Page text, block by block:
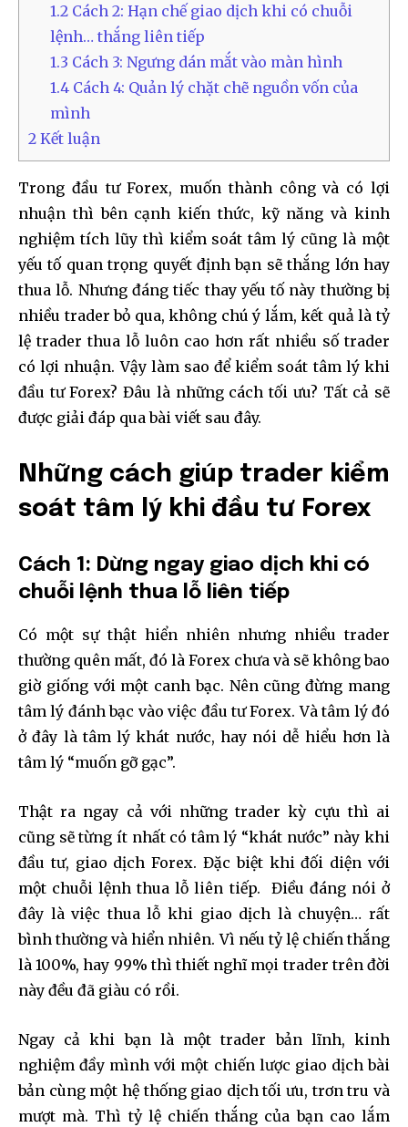
1.2 Cách 2: Hạn chế giao dịch khi có chuỗi
lệnh… thắng liên tiếp
1.3 Cách 3: Ngưng dán mắt vào màn hình
1.4 Cách 4: Quản lý chặt chẽ nguồn vốn của
mình
2 Kết luận
Trong đầu tư Forex, muốn thành công và có lợi
nhuận thì bên cạnh kiến thức, kỹ năng và kinh
nghiệm tích lũy thì kiểm soát tâm lý cũng là một
yếu tố quan trọng quyết định bạn sẽ thắng lớn hay
thua lỗ. Nhưng đáng tiếc thay yếu tố này thường bị
nhiều trader bỏ qua, không chú ý lắm, kết quả là tỷ
lệ trader thua lỗ luôn cao hơn rất nhiều số trader
có lợi nhuận. Vậy làm sao để kiểm soát tâm lý khi
đầu tư Forex? Đâu là những cách tối ưu? Tất cả sẽ
được giải đáp qua bài viết sau đây.
Những cách giúp trader kiểm
soát tâm lý khi đầu tư Forex
Cách 1: Dừng ngay giao dịch khi có
chuỗi lệnh thua lỗ liên tiếp
Có một sự thật hiển nhiên nhưng nhiều trader
thường quên mất, đó là Forex chưa và sẽ không bao
giờ giống với một canh bạc. Nên cũng đừng mang
tâm lý đánh bạc vào việc đầu tư Forex. Và tâm lý đó
ở đây là tâm lý khát nước, hay nói dễ hiểu hơn là
tâm lý “muốn gỡ gạc”.
Thật ra ngay cả với những trader kỳ cựu thì ai
cũng sẽ từng ít nhất có tâm lý “khát nước” này khi
đầu tư, giao dịch Forex. Đặc biệt khi đối diện với
một chuỗi lệnh thua lỗ liên tiếp. Điều đáng nói ở
đây là việc thua lỗ khi giao dịch là chuyện… rất
bình thường và hiển nhiên. Vì nếu tỷ lệ chiến thắng
là 100%, hay 99% thì thiết nghĩ mọi trader trên đời
này đều đã giàu có rồi.
Ngay cả khi bạn là một trader bản lĩnh, kinh
nghiệm đầy mình với một chiến lược giao dịch bài
bản cùng một hệ thống giao dịch tối ưu, trơn tru và
mượt mà. Thì tỷ lệ chiến thắng của bạn cao lắm